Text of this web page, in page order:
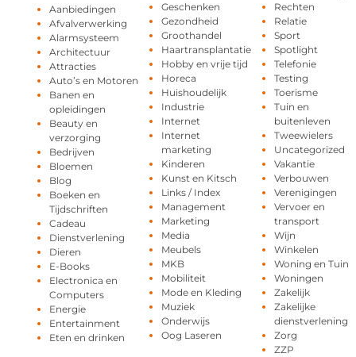
Aanbiedingen
Afvalverwerking
Alarmsysteem
Architectuur
Attracties
Auto’s en Motoren
Banen en
opleidingen
Beauty en
verzorging
Bedrijven
Bloemen
Blog
Boeken en
Tijdschriften
Cadeau
Dienstverlening
Dieren
E-Books
Electronica en
Computers
Energie
Entertainment
Eten en drinken
Geschenken
Gezondheid
Groothandel
Haartransplantatie
Hobby en vrije tijd
Horeca
Huishoudelijk
Industrie
Internet
Internet
marketing
Kinderen
Kunst en Kitsch
Links / Index
Management
Marketing
Media
Meubels
MKB
Mobiliteit
Mode en Kleding
Muziek
Onderwijs
Oog Laseren
Rechten
Relatie
Sport
Spotlight
Telefonie
Testing
Toerisme
Tuin en
buitenleven
Tweewielers
Uncategorized
Vakantie
Verbouwen
Verenigingen
Vervoer en
transport
Wijn
Winkelen
Woning en Tuin
Woningen
Zakelijk
Zakelijke
dienstverlening
Zorg
ZZP